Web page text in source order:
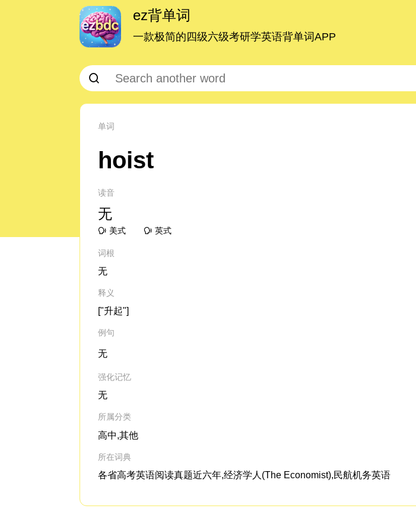
ez背单词
一款极简的四级六级考研学英语背单词APP
单词
hoist
读音
无
美式 英式
词根
无
释义
["升起"]
例句
无
强化记忆
无
所属分类
高中,其他
所在词典
各省高考英语阅读真题近六年,经济学人(The Economist),民航机务英语